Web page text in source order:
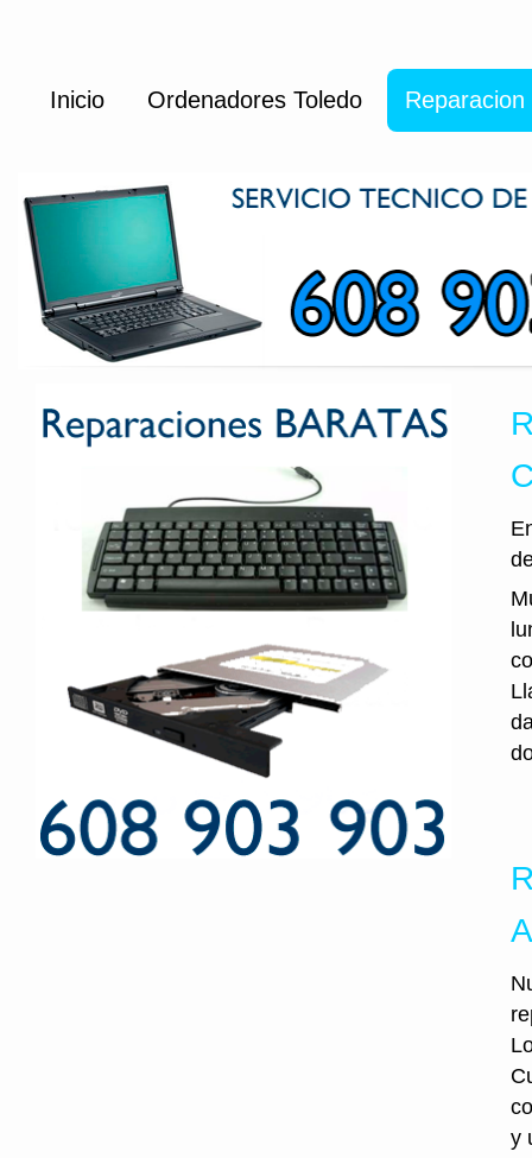
Inicio Ordenadores Toledo
y